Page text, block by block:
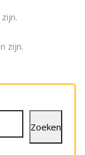
zijn.
Zoeken